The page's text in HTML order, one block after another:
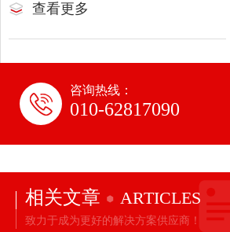
查看更多
咨询热线：
010-62817090
相关文章 ARTICLES
致力于成为更好的解决方案供应商！